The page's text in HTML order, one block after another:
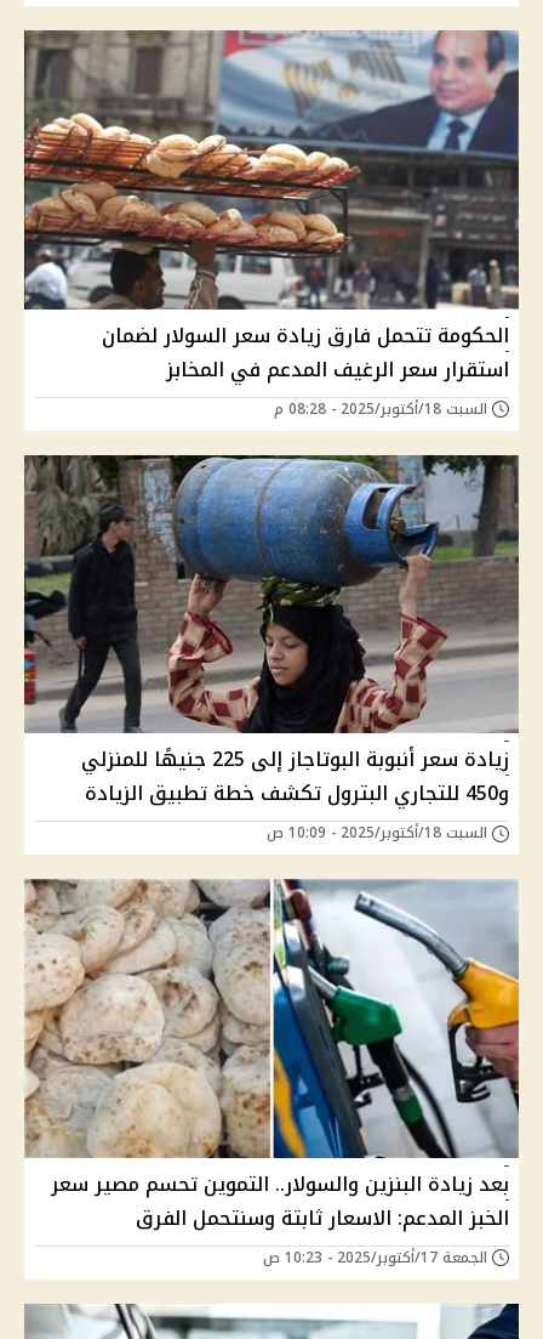
الحكومة تتحمل فارق زيادة سعر السولار لضمان
استقرار سعر الرغيف المدعم في المخابز
السبت 18/أكتوبر/2025 - 08:28 م
زيادة سعر أنبوبة البوتاجاز إلى 225 جنيهًا للمنزلي
و450 للتجاري البترول تكشف خطة تطبيق الزيادة
السبت 18/أكتوبر/2025 - 10:09 ص
بعد زيادة البنزين والسولار.. التموين تحسم مصير سعر
الخبز المدعم: الاسعار ثابتة وسنتحمل الفرق
الجمعة 17/أكتوبر/2025 - 10:23 ص